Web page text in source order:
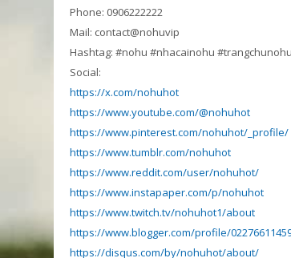
Phone: 0906222222
Mail: contact@nohuvip
Hashtag: #nohu #nhacainohu
Social:
https://x.com/nohuhot
https://www.youtube.com/@nohuhot
https://www.pinterest.com/nohuhot/_profile/
https://www.tumblr.com/nohuhot
https://www.reddit.com/user/nohuhot/
https://www.instapaper.com/p/nohuhot
https://www.twitch.tv/nohuhot1/about
https://www.blogger.com/profile/
https://disqus.com/by/nohuhot/about/